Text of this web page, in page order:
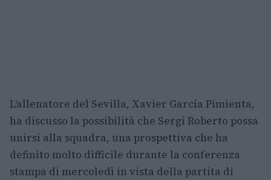
L’allenatore del Sevilla, Xavier García Pimienta,
ha discusso la possibilità che Sergi Roberto possa
unirsi alla squadra, una prospettiva che ha
definito molto difficile durante la conferenza
stampa di mercoledì in vista della partita di